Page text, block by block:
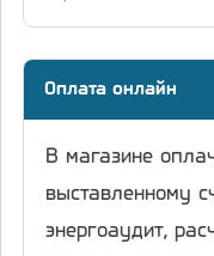
Оплата онлайн
В магазине
выставленному
энергоаудит,